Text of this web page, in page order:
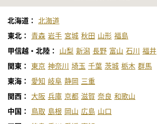
北海道： 北海道
東北： 青森 岩手 宮城 秋田 山形 福島
甲信越・北陸：
山梨 新潟 長野 富山 石川 福井
関東：
東京 神奈川 埼玉 千葉 茨城 栃木 群馬
東海：
愛知 岐阜 静岡 三重
関西： 大阪 兵庫 京都 滋賀 奈良 和歌山
中国：
鳥取 島根 岡山 広島 山口